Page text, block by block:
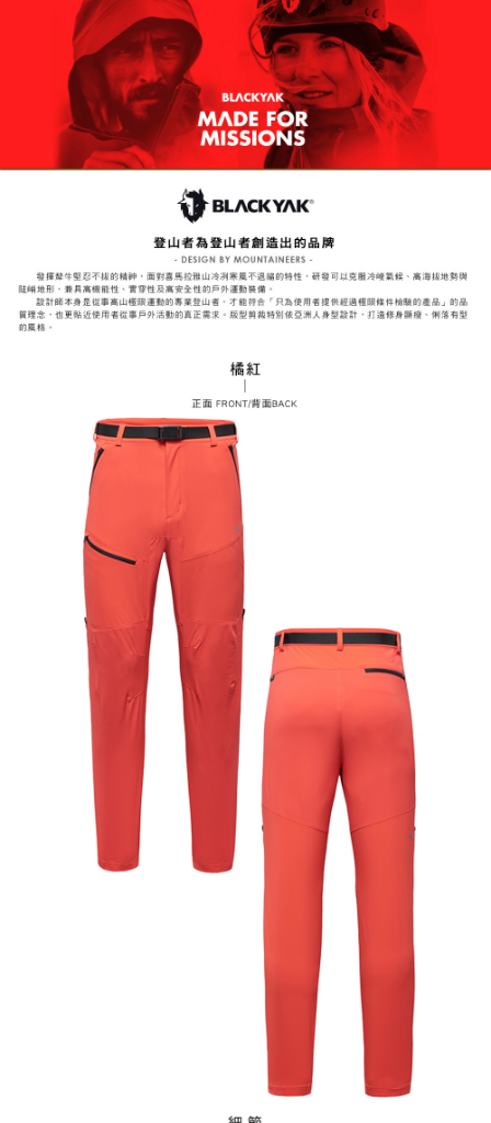
後付繳納相關費用。
※ 交易是否成功請以「AFTEE先享後付 」之結帳頁面顯示為準，若有關於
是否繳費成功／繳費後需取消欲退款等相關疑問，請聯繫「AFTEE先享後付
客戶支援中心」
https://netprotections.freshdesk.com/support/home
【注意事項】
１．透過由恩沛科技股份有限公司提供之「AFTEE先享後付」服務完成之交
易，需依本服務之必要範圍內提供個人資料，並將交易相關給付款項請求債
權轉讓予恩沛科技股份有限公司。
２．關於個人資料處理事宜，請瀏覽以下網址：
https://aftee.tw/terms/#terms3
「AFTEE先享後付」，若未經同意申辦者引起之損失，本公司不負相關責
任。
４．使用「AFTEE先享後付」時，將依據個別帳號之用戶狀況，依本公司即
時審查核予不同之上限額度；若仍有額度不足之情形，本公司將視審查結果
請求用戶進行身份認證。
恩沛科技股份有限公司將有權停止該用戶之使用額度並採取法律行動。
付款後萊爾富取貨
每筆NT$60，滿NT$799(含以上)免運費
7-11取貨付款
每筆NT$60，滿NT$799(含以上)免運費
付款後7-11取貨
每筆NT$60，滿NT$799(含以上)免運費
每筆NT$70，滿NT$799(含以上)免運費